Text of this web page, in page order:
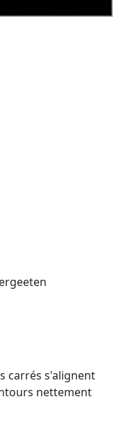
carrés s'alignent
nettement